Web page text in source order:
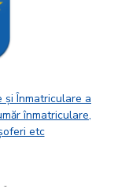
și Înmatriculare a
înmatriculare,
etc